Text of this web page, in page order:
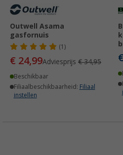
Outwell Asama
gasfornuis
(1)
€ 24,99Adviesprijs € 34,95
Beschikbaar
Filiaalbeschikbaarheid: Filiaal
instellen